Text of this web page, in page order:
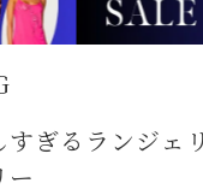
すぎるランジェ
ー